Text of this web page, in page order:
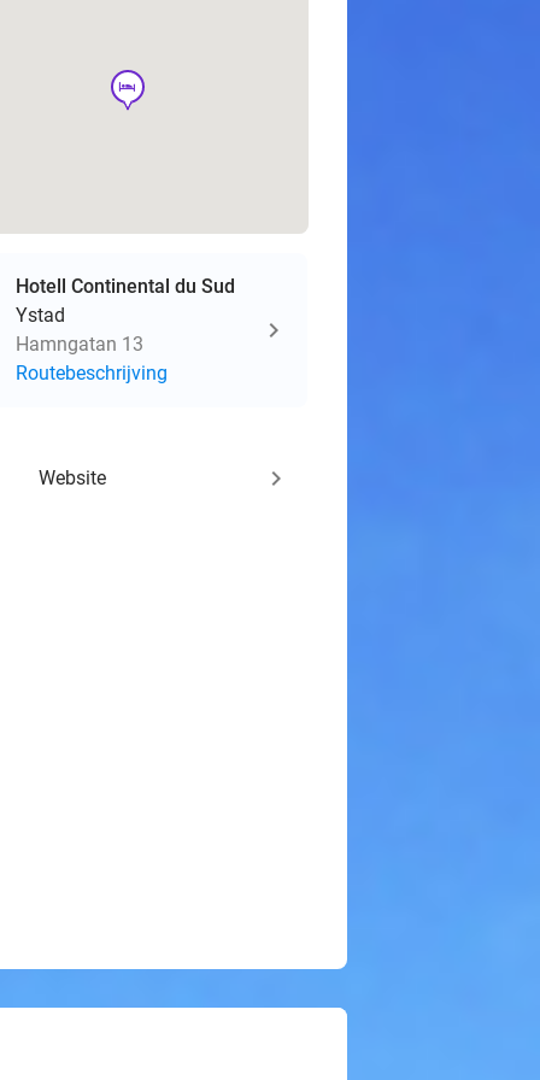
hotel
Hotell Continental du Sud
Ystad
Hamngatan 13
Routebeschrijving
Website keyboard_arrow_right